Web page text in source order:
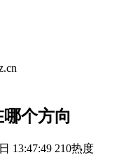
哪个方向
13:47:49 210热度